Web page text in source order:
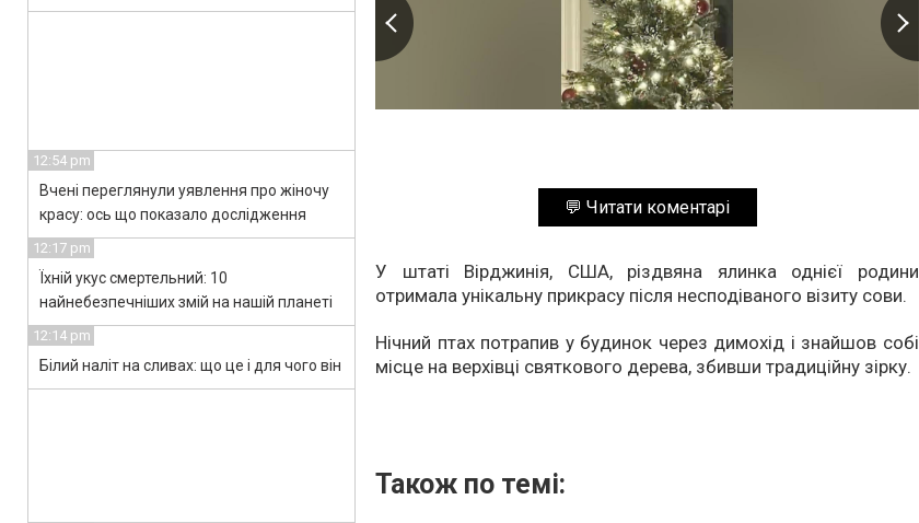
💬 Читати коментарі
У штаті Вірджинія, США, різдвяна ялинка однієї родини
отримала унікальну прикрасу після несподіваного візиту сови.
Нічний птах потрапив у будинок через димохід і знайшов собі
місце на верхівці святкового дерева, збивши традиційну зірку.
Також по темі:
12:54 pm
Вчені переглянули уявлення про жіночу
красу: ось що показало дослідження
12:17 pm
Їхній укус смертельний: 10
найнебезпечніших змій на нашій планеті
12:14 pm
Білий наліт на сливах: що це і для чого він